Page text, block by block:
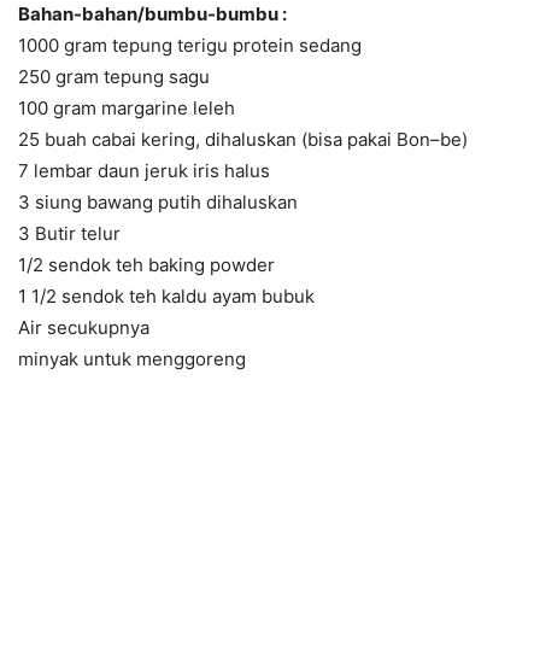
Bahan-bahan/bumbu-bumbu :
1000 gram tepung terigu protein sedang
250 gram tepung sagu
100 gram margarine leleh
25 buah cabai kering, dihaluskan (bisa pakai Bon–be)
7 lembar daun jeruk iris halus
3 siung bawang putih dihaluskan
3 Butir telur
1/2 sendok teh baking powder
1 1/2 sendok teh kaldu ayam bubuk
Air secukupnya
minyak untuk menggoreng